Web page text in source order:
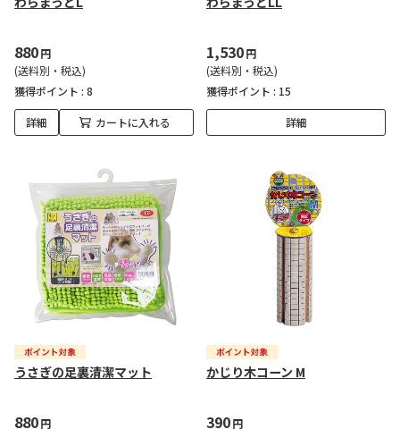
880円
(送料別・税込)
獲得ポイント : 8
詳細 カートに入れる
1,530円
(送料別・税込)
獲得ポイント : 15
詳細
うさぎの足裏清潔マット
880円
かじり木コーン M
390円